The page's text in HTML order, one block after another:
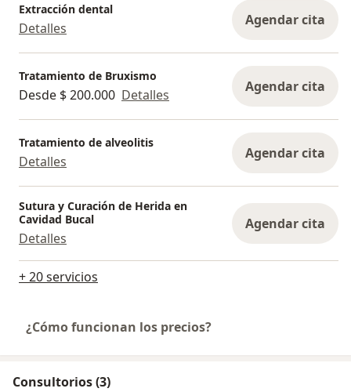
Extracción dental
Detalles Agendar cita
Tratamiento de Bruxismo
Desde $ 200.000 Detalles Agendar cita
Tratamiento de alveolitis
Detalles Agendar cita
Sutura y Curación de Herida en
Cavidad Bucal
Detalles
Agendar cita
+ 20 servicios
¿Cómo funcionan los precios?
Consultorios (3)